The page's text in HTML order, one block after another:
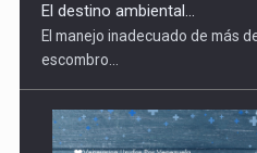
El destino ambiental...
El manejo inadecuado de más
escombro...